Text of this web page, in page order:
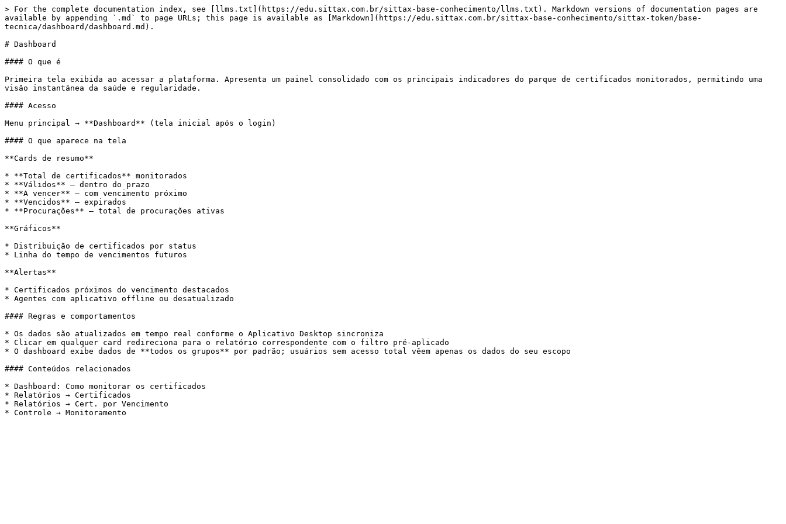
> For the complete documentation index, see [llms.txt](https://edu.sittax.com.br/sittax-base-conhecimento/llms.txt). Markdown versions of documentation pages are
available by appending `.md` to page URLs; this page is available as [Markdown](https://edu.sittax.com.br/sittax-base-conhecimento/sittax-token/base-
tecnica/dashboard/dashboard.md).
# Dashboard
#### O que é
Primeira tela exibida ao acessar a plataforma. Apresenta um painel consolidado com os principais indicadores do parque de certificados monitorados, permitindo uma
visão instantânea da saúde e regularidade.
#### Acesso
Menu principal → **Dashboard** (tela inicial após o login)
#### O que aparece na tela
**Cards de resumo**
* **Total de certificados** monitorados
* **Válidos** — dentro do prazo
* **A vencer** — com vencimento próximo
* **Vencidos** — expirados
* **Procurações** — total de procurações ativas
**Gráficos**
* Distribuição de certificados por status
* Linha do tempo de vencimentos futuros
**Alertas**
* Certificados próximos do vencimento destacados
* Agentes com aplicativo offline ou desatualizado
#### Regras e comportamentos
* Os dados são atualizados em tempo real conforme o Aplicativo Desktop sincroniza
* Clicar em qualquer card redireciona para o relatório correspondente com o filtro pré-aplicado
* O dashboard exibe dados de **todos os grupos** por padrão; usuários sem acesso total vêem apenas os dados do seu escopo
#### Conteúdos relacionados
* Dashboard: Como monitorar os certificados
* Relatórios → Certificados
* Relatórios → Cert. por Vencimento